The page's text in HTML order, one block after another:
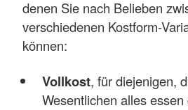
denen Sie nach Belieben
verschiedenen Kostform-
können:
Vollkost, für diejenigen,
Wesentlichen alles essen